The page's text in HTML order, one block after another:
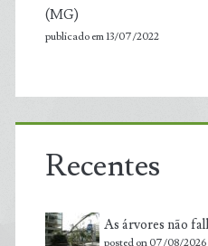
(MG)
publicado em 13/07/2022
Recentes
As árvores não
posted on 07/08/2026